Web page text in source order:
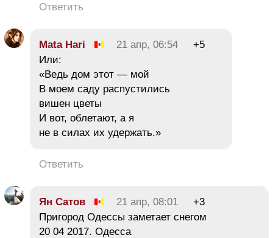
Ответить
Mata Hari 21 апр, 06:54
+5
Или:
«Ведь дом этот — мой
В моем саду распустились
вишен цветы
И вот, облетают, а я
не в силах их удержать.»
Ответить
Ян Сатов 21 апр, 08:01
+3
Пригород Одессы заметает снегом
20 04 2017. Одесса